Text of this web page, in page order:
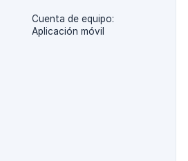
Cuenta de equipo:
Aplicación móvil